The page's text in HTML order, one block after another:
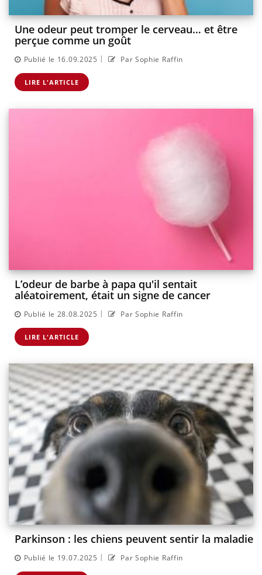
Une odeur peut tromper le cerveau… et être
perçue comme un goût
Publié le 16.09.2025 | Par Sophie Raffin
LIRE L'ARTICLE
L’odeur de barbe à papa qu'il sentait
aléatoirement, était un signe de cancer
Publié le 28.08.2025 | Par Sophie Raffin
LIRE L'ARTICLE
Parkinson : les chiens peuvent sentir la maladie
Publié le 19.07.2025 | Par Sophie Raffin